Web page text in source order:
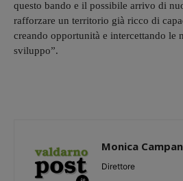
questo bando e il possibile arrivo di
rafforzare un territorio già ricco di
creando opportunità e intercettando le
sviluppo”.
Monica
Direttore